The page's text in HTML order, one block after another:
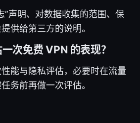
”声明、对数据收集的范围、保
供给第三方的说明。
次免费 VPN 的表现？
能与隐私评估，必要时在流量
务前再做一次评估。